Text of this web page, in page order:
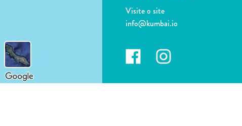
Visite o site
info@kumbai.io